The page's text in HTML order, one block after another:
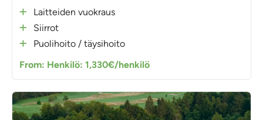
Laitteiden vuokraus
Siirrot
Puolihoito / täysihoito
From: Henkilö: 1,330€/henkilö